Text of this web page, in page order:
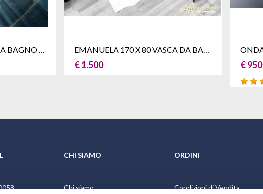
SERENA 90 X 90 VASCA DA BAGNO BOX DOCCIA QUADRATA EMANUELA 170 X 80 VASCA DA BAGNO IDROMASSAGGIO ASIMMETRICA BOX DOCCIA
€ 1.500 € 950
CHI SIAMO
Chi siamo
ORDINI
Condizioni di Vendita